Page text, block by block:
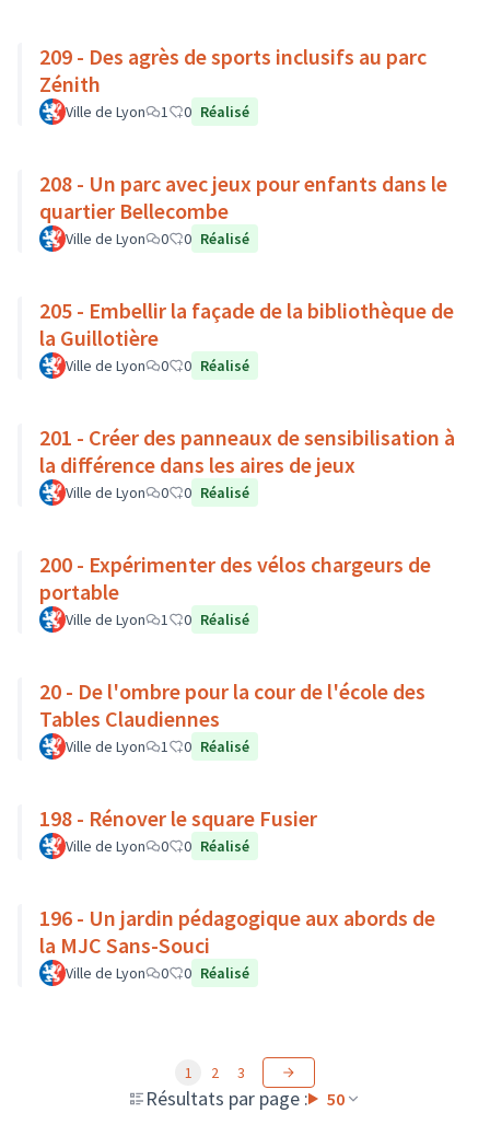
209 - Des agrès de sports inclusifs au parc
Zénith
Ville de Lyon 1 0 Réalisé
208 - Un parc avec jeux pour enfants dans le
quartier Bellecombe
Ville de Lyon 0 0 Réalisé
205 - Embellir la façade de la bibliothèque de
la Guillotière
Ville de Lyon 0 0 Réalisé
201 - Créer des panneaux de sensibilisation à
la différence dans les aires de jeux
Ville de Lyon 0 0 Réalisé
200 - Expérimenter des vélos chargeurs de
portable
Ville de Lyon 1 0 Réalisé
20 - De l'ombre pour la cour de l'école des
Tables Claudiennes
Ville de Lyon 1 0 Réalisé
198 - Rénover le square Fusier
Ville de Lyon 0 0 Réalisé
196 - Un jardin pédagogique aux abords de
la MJC Sans-Souci
Ville de Lyon 0 0 Réalisé
Résultats par page : 50
1 2 3